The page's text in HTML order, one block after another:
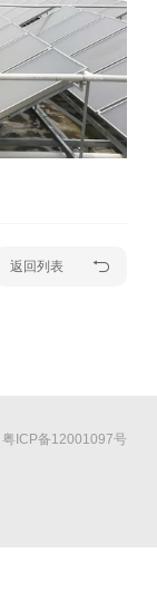
返回列表
粤ICP备12001097号